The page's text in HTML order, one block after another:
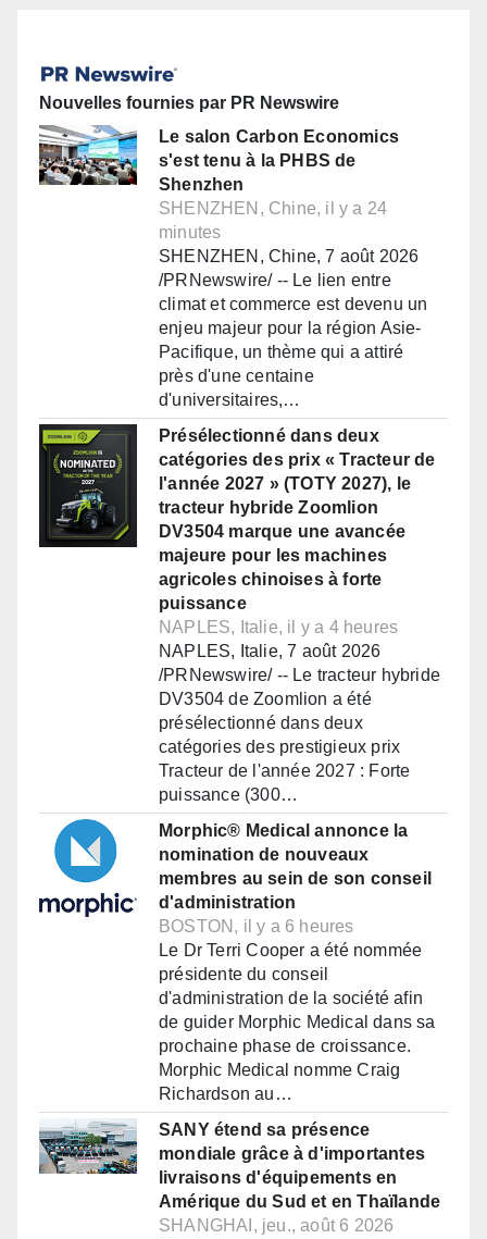
Nouvelles fournies par PR Newswire
Le salon Carbon Economics
s'est tenu à la PHBS de
Shenzhen
SHENZHEN, Chine, il y a 24
minutes
SHENZHEN, Chine, 7 août 2026
/PRNewswire/ -- Le lien entre
climat et commerce est devenu un
enjeu majeur pour la région Asie-
Pacifique, un thème qui a attiré
près d'une centaine
d'universitaires,…
Présélectionné dans deux
catégories des prix « Tracteur de
l'année 2027 » (TOTY 2027), le
tracteur hybride Zoomlion
DV3504 marque une avancée
majeure pour les machines
agricoles chinoises à forte
puissance
NAPLES, Italie, il y a 4 heures
NAPLES, Italie, 7 août 2026
/PRNewswire/ -- Le tracteur hybride
DV3504 de Zoomlion a été
présélectionné dans deux
catégories des prestigieux prix
Tracteur de l'année 2027 : Forte
puissance (300…
Morphic® Medical annonce la
nomination de nouveaux
membres au sein de son conseil
d'administration
BOSTON, il y a 6 heures
Le Dr Terri Cooper a été nommée
présidente du conseil
d'administration de la société afin
de guider Morphic Medical dans sa
prochaine phase de croissance.
Morphic Medical nomme Craig
Richardson au…
SANY étend sa présence
mondiale grâce à d'importantes
livraisons d'équipements en
Amérique du Sud et en Thaïlande
SHANGHAI, jeu., août 6 2026